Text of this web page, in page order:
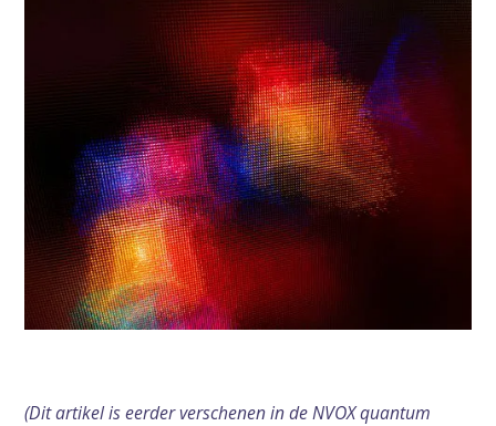
(Dit artikel is eerder verschenen in de NVOX quantum